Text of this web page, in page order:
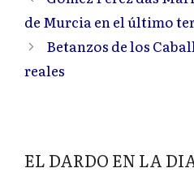
de Murcia en el último
Betanzos de los
reales
EL DARDO EN LA